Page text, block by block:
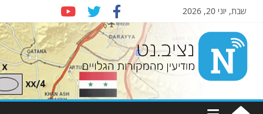
שבת, יוני 20, 2026
Nziv.net
מודיעין
מהמקורות